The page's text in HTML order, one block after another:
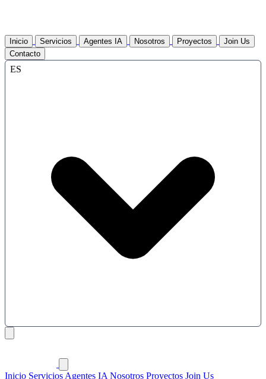
Inicio Servicios Agentes IA Nosotros Proyectos
Join Us
Contacto
ES
Inicio Servicios Agentes IA Nosotros Proyectos Join Us